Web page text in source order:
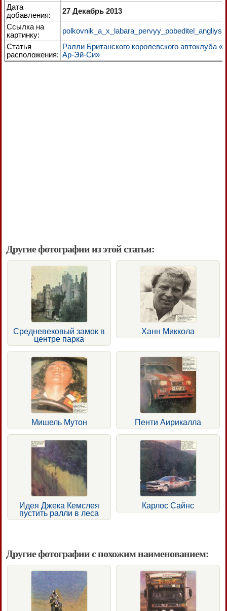
Дата
добавления:
27 Декабрь 2013
Ссылка на
картинку:
Статья
расположения:
Ралли Британского королевского автоклуба
Ар-Эй-Си»
Другие фотографии из этой статьи:
Средневековый замок в
центре парка
Ханн Миккола
Мишель Мутон Пенти Аирикалла
Идея Джека Кемслея
пустить ралли в леса
Карлос Сайнс
Другие фотографии с похожим наименованием: